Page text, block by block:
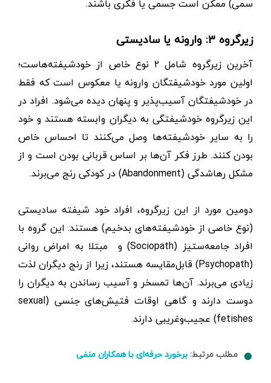
سمی) ممکن است جسمی یا فکری باشند.
زیرگروه ۳: وارونه یا سادیستی
آخرین زیرگروه شامل ۲ نوع خاص از خودشیفته‌هاست؛
اولین مورد خودشیفتگان وارونه یا معکوس است که فقط
در خودشیفتگان آسیب‌پذیر و پنهان دیده می‌شود. افراد در
این زیرگروه خودشیفتگی به دیگران وابسته هستند و خود
را به سایر خودشیفته‌ها وصل می‌کنند تا احساس خاص
بودن کنند. طرز فکر آن‌ها بر اساس قربانی بودن است و از
مشکل رهاشدگی (Abandonment) در کودکی رنج می‌برند.
دومین مورد از این زیرگروه، افراد خود شیفته سادیستی
(نوع خاصی از خودشیفته‌های بدخیم) هستند. این گروه با
افراد جامعه‌ستیز (Sociopath) و مبتلا به امراض روانی
(Psychopath) قابل‌مقایسه هستند، زیرا از رنج دیگران لذت
زیادی می‌برند. آن‌ها تمسخر و آسیب رساندن به دیگران را
دوست دارند و گاهی اوقات فتیش‌های جنسی (sexual
fetishes) عجیب‌وغریبی دارند.
مطلب مرتبط: برخورد حرفه‌ای با همکاران منفی